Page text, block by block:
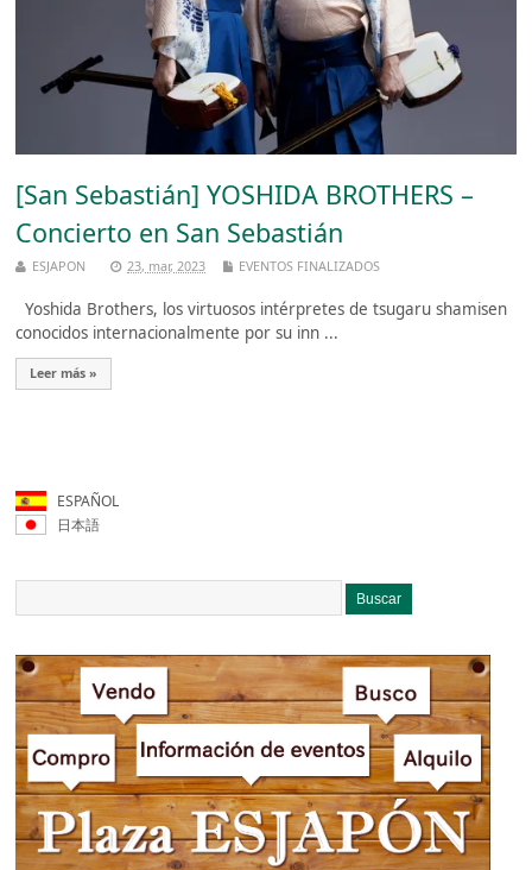
[San Sebastián] YOSHIDA BROTHERS –
Concierto en San Sebastián
ESJAPON 23, mar, 2023 EVENTOS FINALIZADOS
Yoshida Brothers, los virtuosos intérpretes de tsugaru shamisen
conocidos internacionalmente por su inn ...
Leer más »
ESPAÑOL
日本語